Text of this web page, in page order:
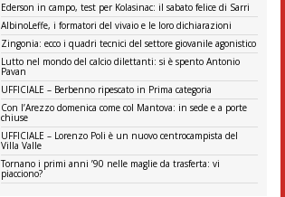
Ederson in campo, test per Kolasinac: il sabato felice di Sarri
AlbinoLeffe, i formatori del vivaio e le loro dichiarazioni
Zingonia: ecco i quadri tecnici del settore giovanile agonistico
Lutto nel mondo del calcio dilettanti: si è spento Antonio
Pavan
UFFICIALE – Berbenno ripescato in Prima categoria
Con l’Arezzo domenica come col Mantova: in sede e a porte
chiuse
UFFICIALE – Lorenzo Poli è un nuovo centrocampista del
Villa Valle
Tornano i primi anni ’90 nelle maglie da trasferta: vi
piacciono?